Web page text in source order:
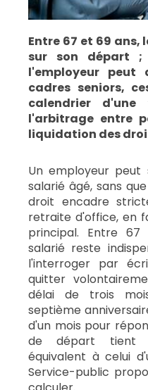
Entre 67 et 69
sur son départ
l'employeur peut
cadres seniors,
calendrier
l'arbitrage entre
liquidation des
Un employeur
salarié âgé, sans
droit encadre
retraite d'office, en
principal. Entre
salarié reste
l'interroger par
quitter
délai de trois
septième
d'un mois pour
de départ tient
équivalent à celui
Service-public